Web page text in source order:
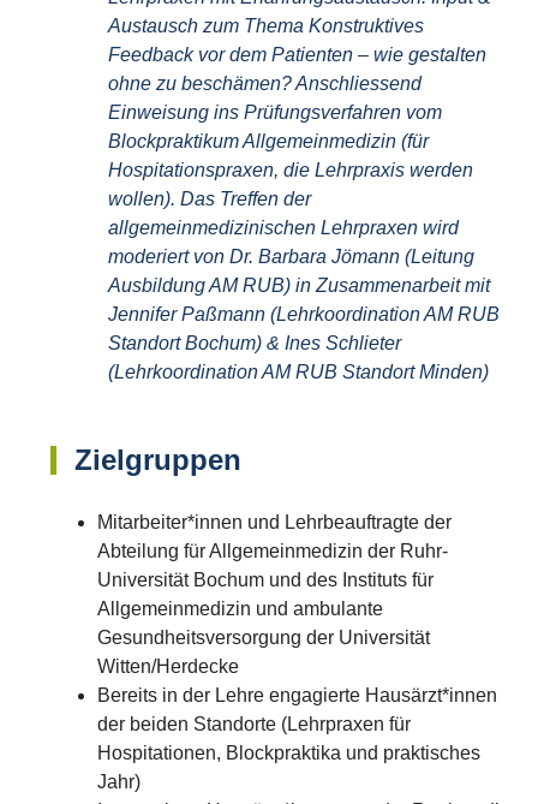
Austausch zum Thema Konstruktives
Feedback vor dem Patienten – wie gestalten
ohne zu beschämen? Anschliessend
Einweisung ins Prüfungsverfahren vom
Blockpraktikum Allgemeinmedizin (für
Hospitationspraxen, die Lehrpraxis werden
wollen). Das Treffen der
allgemeinmedizinischen Lehrpraxen wird
moderiert von Dr. Barbara Jömann (Leitung
Ausbildung AM RUB) in Zusammenarbeit mit
Jennifer Paßmann (Lehrkoordination AM RUB
Standort Bochum) & Ines Schlieter
(Lehrkoordination AM RUB Standort Minden)
Zielgruppen
Mitarbeiter*innen und Lehrbeauftragte der
Abteilung für Allgemeinmedizin der Ruhr-
Universität Bochum und des Instituts für
Allgemeinmedizin und ambulante
Gesundheitsversorgung der Universität
Witten/Herdecke
Bereits in der Lehre engagierte Hausärzt*innen
der beiden Standorte (Lehrpraxen für
Hospitationen, Blockpraktika und praktisches
Jahr)